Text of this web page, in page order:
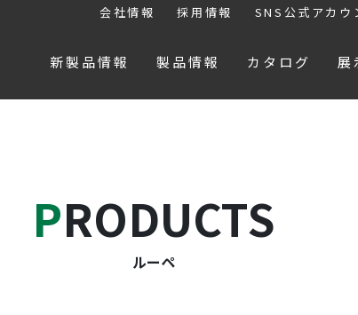
会社情報 採用情報 SNS公式アカウ
新製品情報 製品情報 カタログ 展
PRODUCTS
ルーペ